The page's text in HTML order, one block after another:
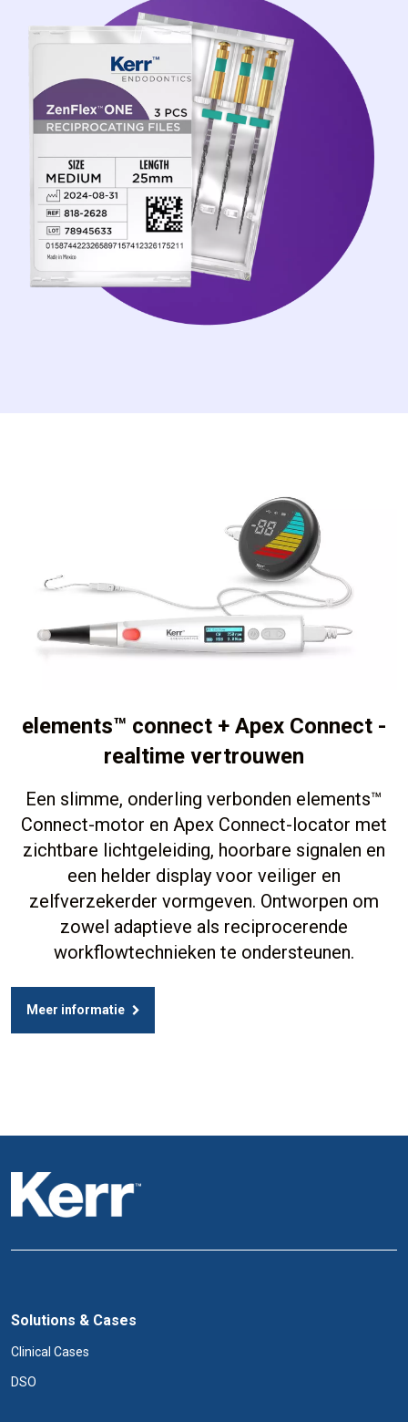
elements™ connect + Apex Connect -
realtime vertrouwen
Een slimme, onderling verbonden elements™
Connect-motor en Apex Connect-locator met
zichtbare lichtgeleiding, hoorbare signalen en
een helder display voor veiliger en
zelfverzekerder vormgeven. Ontworpen om
zowel adaptieve als reciprocerende
workflowtechnieken te ondersteunen.
Meer informatie
Solutions & Cases
Clinical Cases
DSO